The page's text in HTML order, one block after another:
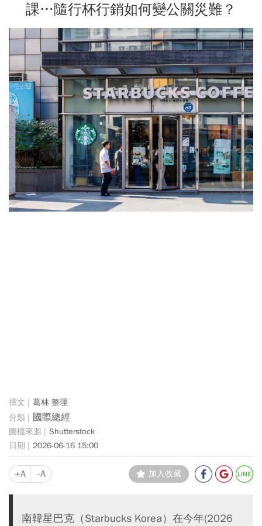
課…隨行杯行銷如何變公關災難？
葛林 整理
國際總經
Shutterstock
2026-06-16 15:00
+A -A 加入收藏
南韓星巴克（Starbucks Korea）在今年(2026